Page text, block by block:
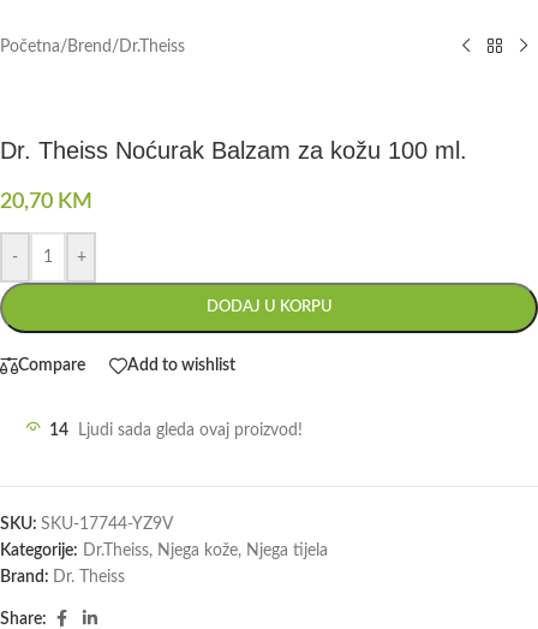
Početna/Brend / Dr.Theiss
Dr. Theiss Noćurak Balzam za kožu 100 ml.
20,70 KM
- +
DODAJ U KORPU
Compare Add to wishlist
14 Ljudi sada gleda ovaj proizvod!
SKU: SKU-17744-YZ9V
Kategorije:
Dr.Theiss, Njega kože, Njega tijela
Brand:
Dr. Theiss
Share: